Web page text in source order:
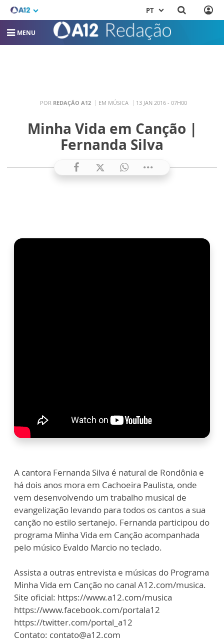
PT
MENU
POR REDAÇÃO A12 EM MÚSICA 13 JAN 2016 - 07H00
Minha Vida em Canção |
Fernanda Silva
A cantora Fernanda Silva é natural de Rondônia e
há dois anos mora em Cachoeira Paulista, onde
vem desenvolvendo um trabalho musical de
evangelização levando para todos os cantos a sua
canção no estilo sertanejo. Fernanda participou do
programa Minha Vida em Canção acompanhada
pelo músico Evaldo Marcio no teclado.
Assista a outras entrevista e músicas do Programa
Minha Vida em Canção no canal A12.com/musica.
Site oficial: https://www.a12.com/musica
https://www.facebook.com/portala12
https://twitter.com/portal_a12
Contato: contato@a12.com